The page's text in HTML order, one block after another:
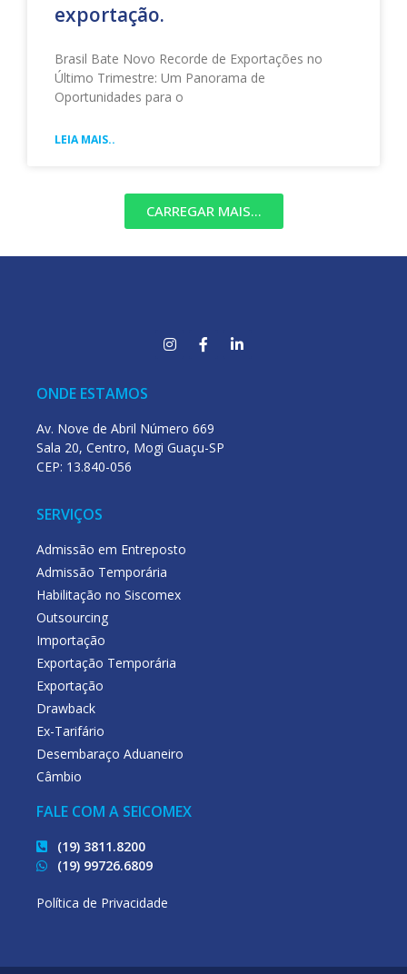
exportação.
Brasil Bate Novo Recorde de Exportações no
Último Trimestre: Um Panorama de
Oportunidades para o
LEIA MAIS..
CARREGAR MAIS...
ONDE ESTAMOS
Av. Nove de Abril Número 669
Sala 20, Centro, Mogi Guaçu-SP
CEP: 13.840-056
SERVIÇOS
Admissão em Entreposto
Admissão Temporária
Habilitação no Siscomex
Outsourcing
Importação
Exportação Temporária
Exportação
Drawback
Ex-Tarifário
Desembaraço Aduaneiro
Câmbio
FALE COM A SEICOMEX
(19) 3811.8200
(19) 99726.6809
Política de Privacidade